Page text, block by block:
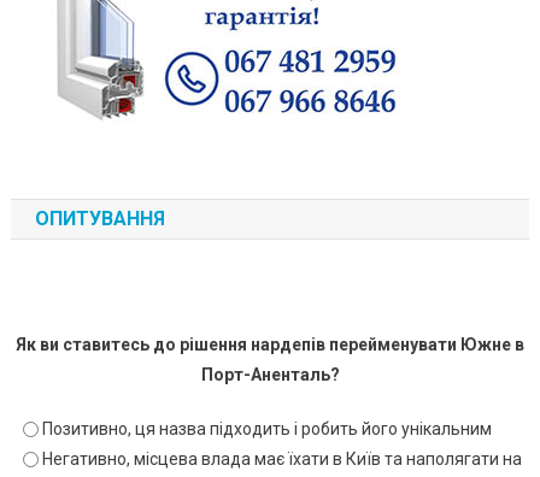
ОПИТУВАННЯ
Як ви ставитесь до рішення нардепів перейменувати Южне в
Порт-Аненталь?
Позитивно, ця назва підходить і робить його унікальним
Негативно, місцева влада має їхати в Київ та наполягати на